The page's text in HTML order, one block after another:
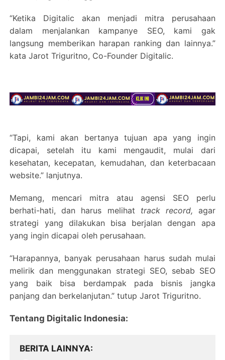
“Ketika Digitalic akan menjadi mitra perusahaan
dalam menjalankan kampanye SEO, kami gak
langsung memberikan harapan ranking dan lainnya.”
kata Jarot Triguritno, Co-Founder Digitalic.
“Tapi, kami akan bertanya tujuan apa yang ingin
dicapai, setelah itu kami mengaudit, mulai dari
kesehatan, kecepatan, kemudahan, dan keterbacaan
website.” lanjutnya.
Memang, mencari mitra atau agensi SEO perlu
berhati-hati, dan harus melihat track record, agar
strategi yang dilakukan bisa berjalan dengan apa
yang ingin dicapai oleh perusahaan.
“Harapannya, banyak perusahaan harus sudah mulai
melirik dan menggunakan strategi SEO, sebab SEO
yang baik bisa berdampak
pada bisnis jangka
panjang dan berkelanjutan.” tutup Jarot Triguritno.
Tentang Digitalic Indonesia:
BERITA LAINNYA